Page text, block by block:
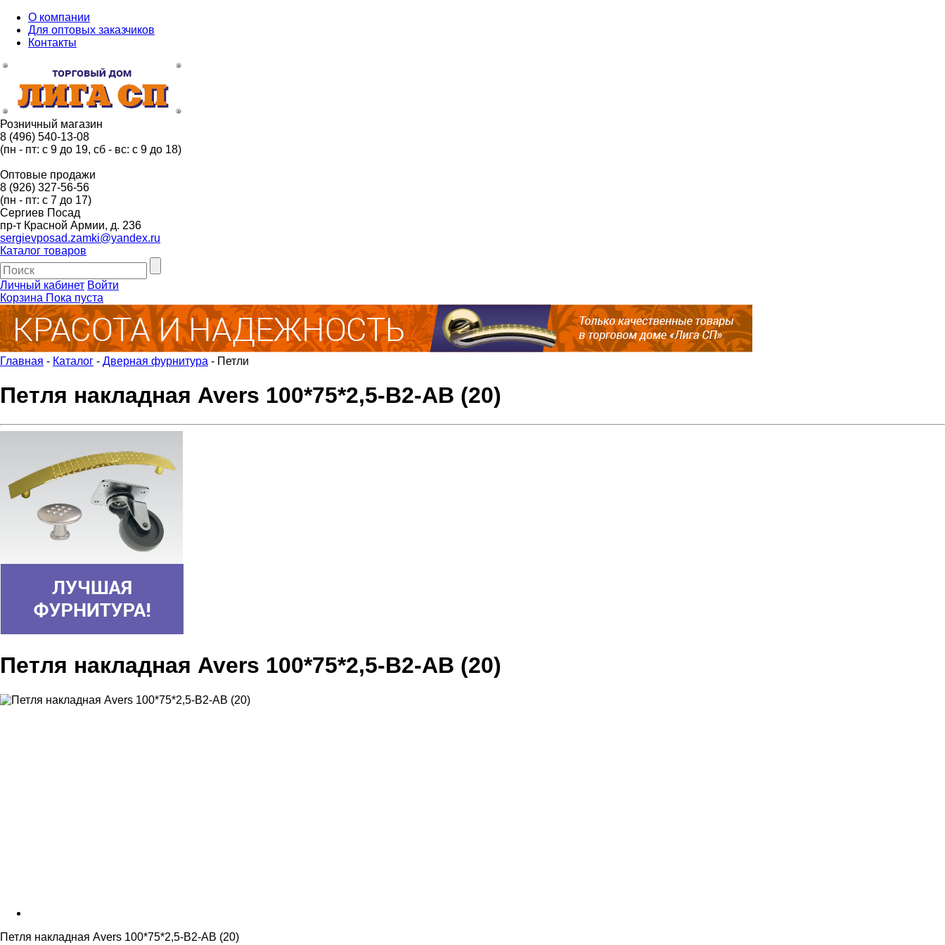
О компании
Для оптовых заказчиков
Контакты
Розничный магазин
8 (496) 540-13-08
(пн - пт: с 9 до 19, сб - вс: с 9 до 18)
Оптовые продажи
8 (926) 327-56-56
(пн - пт: с 7 до 17)
Сергиев Посад
пр-т Красной Армии, д. 236
sergievposad.zamki@yandex.ru
Каталог товаров
Личный кабинет Войти
Корзина Пока пуста
Главная - Каталог - Дверная фурнитура - Петли
Петля накладная Avers 100*75*2,5-B2-AB (20)
Петля накладная Avers 100*75*2,5-B2-AB (20)
Петля накладная Avers 100*75*2,5-B2-AB (20)